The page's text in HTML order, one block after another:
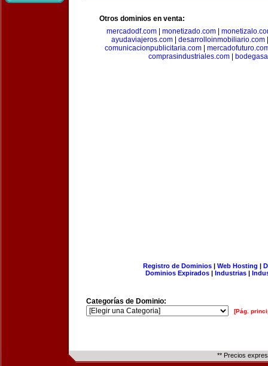
Otros dominios en venta:
mercadodf.com| monetizado.com|
ayudaviajeros.com
desarrolloinmobiliario.com
comunicacionpublicitaria.com|
comprasindustriales.com|
Registro de Dominios| Web Hosting |
Dominios Expirados | Industrias |
Categorías de Dominio:
[Pág.
** Precios